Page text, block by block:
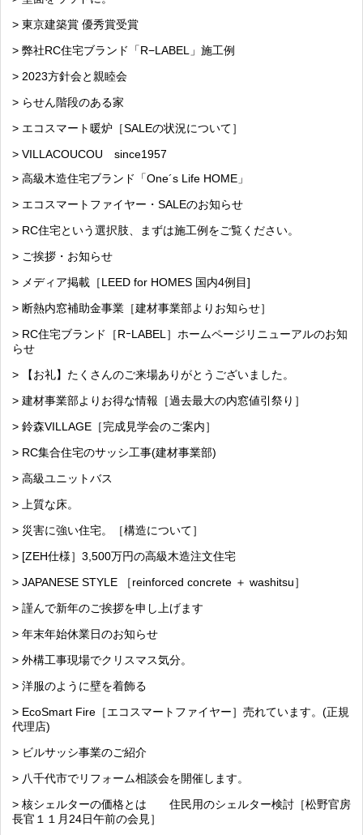
> 東京建築賞 優秀賞受賞
> 弊社RC住宅ブランド「R−LABEL」施工例
> 2023方針会と親睦会
> らせん階段のある家
> エコスマート暖炉［SALEの状況について］
> VILLACOUCOU since1957
> 高級木造住宅ブランド「One´s Life HOME」
> エコスマートファイヤー・SALEのお知らせ
> RC住宅という選択肢、まずは施工例をご覧ください。
> ご挨拶・お知らせ
> メディア掲載［LEED for HOMES 国内4例目]
> 断熱内窓補助金事業［建材事業部よりお知らせ］
> RC住宅ブランド［RｰLABEL］ホームページリニューアルのお知
らせ
> 【お礼】たくさんのご来場ありがとうございました。
> 建材事業部よりお得な情報［過去最大の内窓値引祭り］
> 鈴森VILLAGE［完成見学会のご案内］
> RC集合住宅のサッシ工事(建材事業部)
> 高級ユニットバス
> 上質な床。
> 災害に強い住宅。［構造について］
> [ZEH仕様］3,500万円の高級木造注文住宅
> JAPANESE STYLE ［reinforced concrete ＋ washitsu］
> 謹んで新年のご挨拶を申し上げます
> 年末年始休業日のお知らせ
> 外構工事現場でクリスマス気分。
> 洋服のように壁を着飾る
> EcoSmart Fire［エコスマートファイヤー］売れています。(正規
代理店)
> ビルサッシ事業のご紹介
> 八千代市でリフォーム相談会を開催します。
> 核シェルターの価格とは 住民用のシェルター検討［松野官房
長官１１月24日午前の会見］